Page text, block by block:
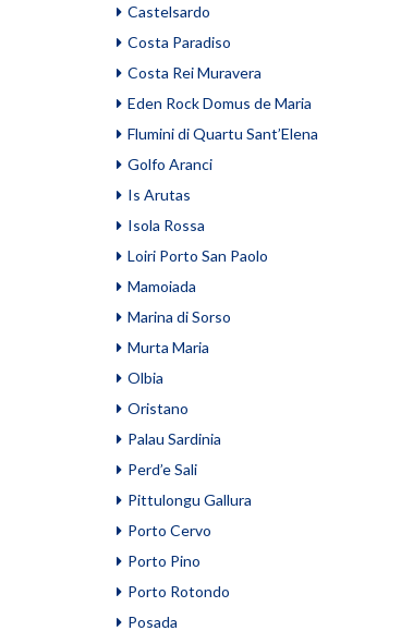
Castelsardo
Costa Paradiso
Costa Rei Muravera
Eden Rock Domus de Maria
Flumini di Quartu Sant’Elena
Golfo Aranci
Is Arutas
Isola Rossa
Loiri Porto San Paolo
Mamoiada
Marina di Sorso
Murta Maria
Olbia
Oristano
Palau Sardinia
Perd’e Sali
Pittulongu Gallura
Porto Cervo
Porto Pino
Porto Rotondo
Posada